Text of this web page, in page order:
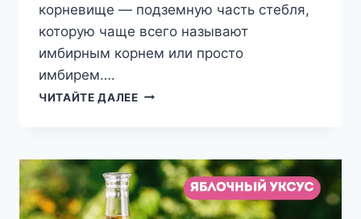
корневище — подземную часть стебля,
которую чаще всего называют
имбирным корнем или просто
имбирем….
ЧИТАЙТЕ ДАЛЕЕФАКТЫ
И
ПОЛЬЗА
ИМБИРЯ
ДЛЯ